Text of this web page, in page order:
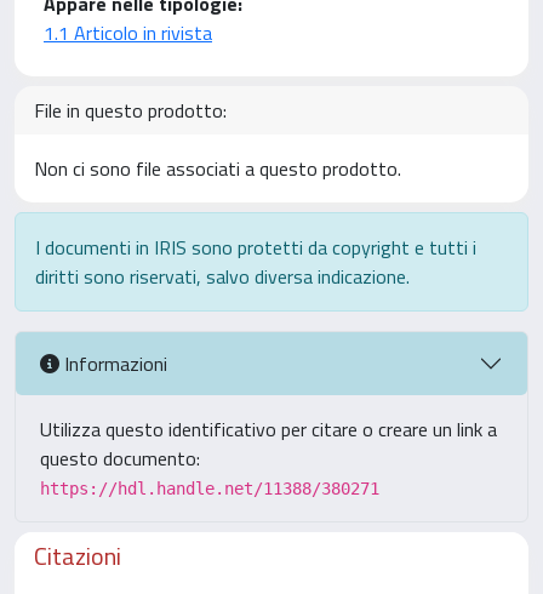
1.1 Articolo in rivista
File in questo prodotto:
Non ci sono file associati a questo prodotto.
I documenti in IRIS sono protetti da copyright e tutti i
diritti sono riservati, salvo diversa indicazione.
Informazioni
Utilizza questo identificativo per citare o creare un link a
questo documento:
https://hdl.handle.net/11388/380271
Citazioni